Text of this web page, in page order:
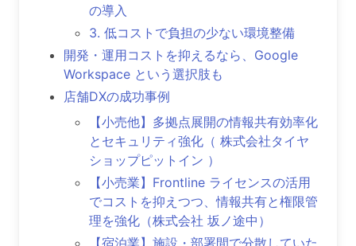
の導入
3. 低コストで負担の少ない環境整備
開発・運用コストを抑えるなら、Google
Workspace という選択肢も
店舗DXの成功事例
【小売他】多拠点展開の情報共有効率化
とセキュリティ強化（ 株式会社タイヤ
ショップピットイン ）
【小売業】Frontline ライセンスの活用
でコストを抑えつつ、情報共有と権限管
理を強化（株式会社 坂ノ途中）
【宿泊業】施設・部署間で分散していた